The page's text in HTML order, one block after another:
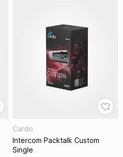
Cardo
Intercom Packtalk Custom
Single